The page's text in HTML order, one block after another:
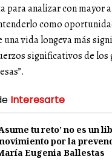
para analizar con mayor
como
una vida longeva más
significativos de los
Interesarte
tu reto’ no es un
por la
Eugenia Ballestas